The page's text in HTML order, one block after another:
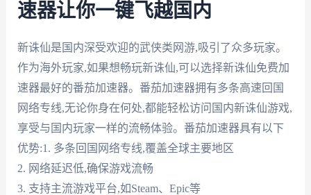
速器让你一键飞越国内
新诛仙是国内深受欢迎的武侠类网游,吸引了众多玩家。
作为海外玩家,如果想畅玩新诛仙,可以选择新诛仙免费加
速器最好的番茄加速器。番茄加速器拥有多条高速回国
网络专线,无论你身在何处,都能轻松访问国内新诛仙游戏,
享受与国内玩家一样的流畅体验。番茄加速器具有以下
优势:1. 多条回国网络专线,覆盖全球主要地区
2. 网络延迟低,确保游戏流畅
3. 支持主流游戏平台,如Steam、Epic等